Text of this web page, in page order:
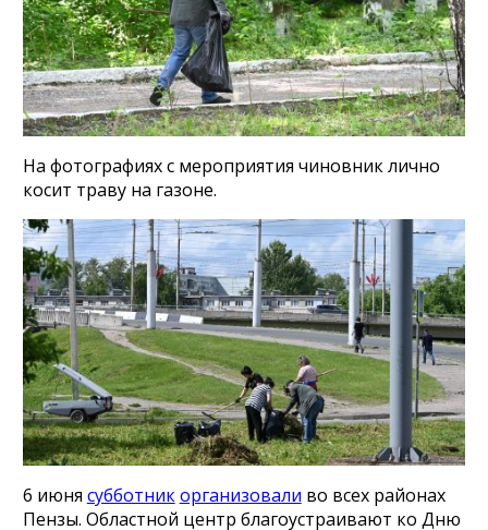
На фотографиях с мероприятия чиновник лично
косит траву на газоне.
6 июня субботникорганизовали во всех районах
Пензы. Областной центр благоустраивают ко Дню